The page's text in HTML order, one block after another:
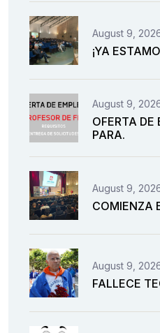
August 9,
¡YA
August 9,
OFERTA DE
PARA.
August 9,
COMIENZA
August 9,
FALLECE